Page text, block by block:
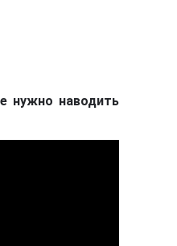
нужно наводить